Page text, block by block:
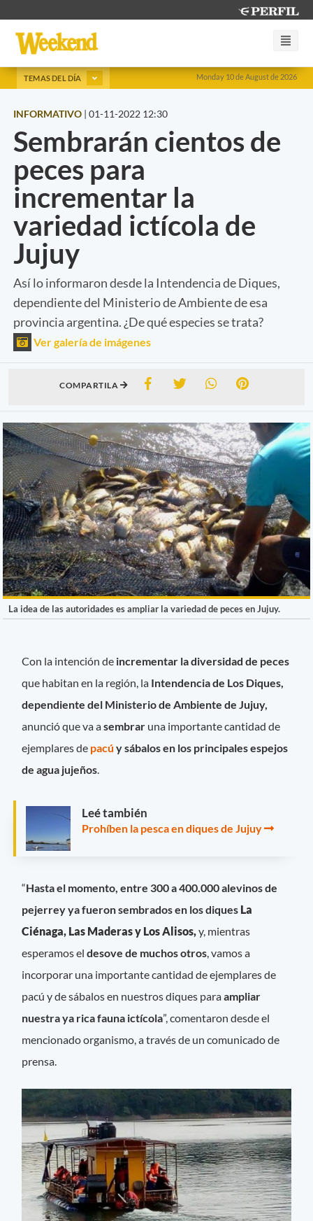
Monday 10 de August de 2026
TEMAS DEL DÍA
INFORMATIVO | 01-11-2022 12:30
Sembrarán cientos de
peces para
incrementar la
variedad ictícola de
Jujuy
Así lo informaron desde la Intendencia de Diques,
dependiente del Ministerio de Ambiente de esa
provincia argentina. ¿De qué especies se trata?
Ver galería de imágenes
COMPARTILA
La idea de las autoridades es ampliar la variedad de peces en Jujuy.
Con la intención de incrementar la diversidad de peces
que habitan en la región, la Intendencia de Los Diques,
dependiente del Ministerio de Ambiente de Jujuy,
anunció que va asembrar una importante cantidad de
ejemplares de pacúy sábalos en los principales espejos
de agua jujeños
Leé también
Prohíben la pesca en diques de Jujuy
“Hasta el momento, entre 300 a 400.000 alevinos de
pejerrey ya fueron sembrados en los diques La
Ciénaga, Las Maderas y Los Alisos,y, mientras
esperamos eldesove de muchos otros, vamos a
incorporar una importante cantidad de ejemplares de
pacú y de sábalos en nuestros diques paraampliar
nuestra ya rica fauna ictícola”, comentaron desde el
mencionado organismo, a través de un comunicado de
prensa.